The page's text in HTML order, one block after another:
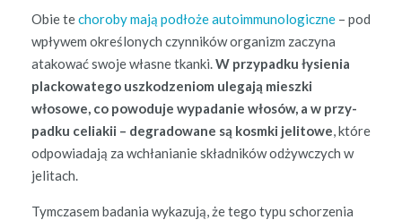
Obie techoro­by mają podłoże autoim­muno­log­iczne – pod
wpły­wem określonych czyn­ników orga­nizm zaczy­na
atakować swo­je własne tkan­ki.W przy­pad­ku łysienia
plack­owa­t­ego uszkodzeniom ule­ga­ją miesz­ki
włosowe, co powodu­je wypadanie włosów, a w przy­
pad­ku celi­akii – degrad­owane są kosm­ki jeli­towe, które
odpowiada­ją za wchła­ni­an­ie skład­ników odży­w­czych w
jelitach.
Tym­cza­sem bada­nia wykazu­ją, że tego typu schorzenia